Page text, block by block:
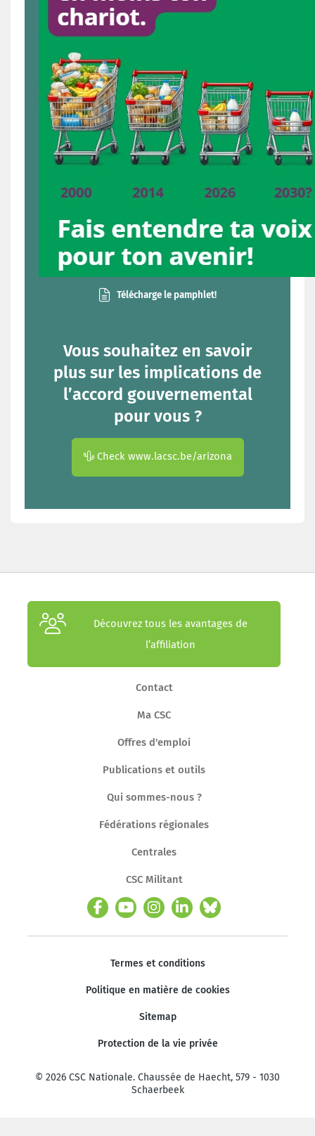
Télécharge le pamphlet!
Vous souhaitez en savoir
plus sur les implications de
l’accord gouvernemental
pour vous ?
Check www.lacsc.be/arizona
Découvrez tous les avantages de
l’affiliation
Contact
Ma CSC
Offres d'emploi
Publications et outils
Qui sommes-nous ?
Fédérations régionales
Centrales
CSC Militant
Termes et conditions
Politique en matière de cookies
Sitemap
Protection de la vie privée
© 2026 CSC Nationale. Chaussée de Haecht, 579 - 1030
Schaerbeek